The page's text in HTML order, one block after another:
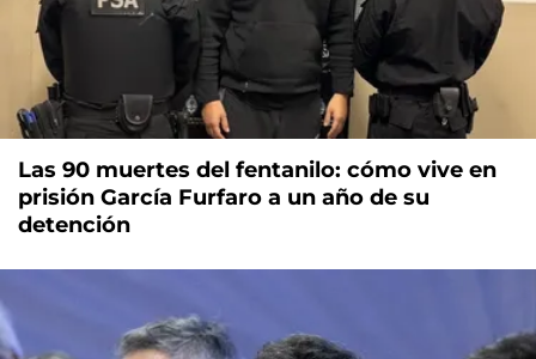
Las 90 muertes del fentanilo: cómo vive en
prisión García Furfaro a un año de su
detención